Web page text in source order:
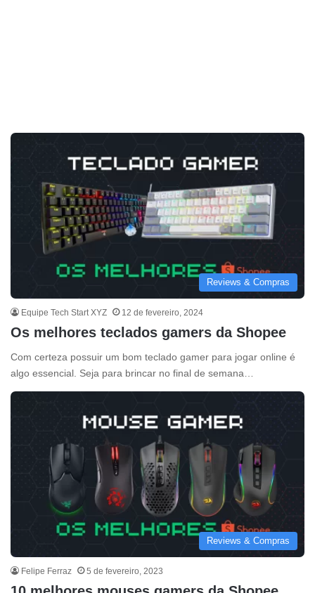
Reviews & Compras
Equipe Tech Start XYZ 12 de fevereiro, 2024
Os melhores teclados gamers da Shopee
Com certeza possuir um bom teclado gamer para jogar online é
algo essencial. Seja para brincar no final de semana…
Reviews & Compras
Felipe Ferraz 5 de fevereiro, 2023